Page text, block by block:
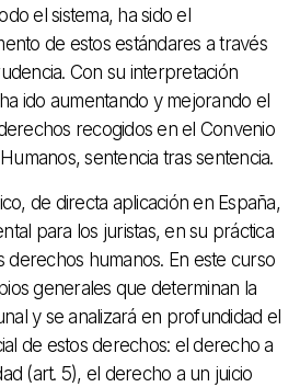
el sistema, ha sido el
de estos estándares a través
Con su interpretación
ido aumentando y mejorando el
recogidos en el Convenio
sentencia tras sentencia.
de directa aplicación en España,
para los juristas, en su práctica
derechos humanos. En este curso
generales que determinan la
y se analizará en profundidad el
de estos derechos: el derecho a
(art. 5), el derecho a un juicio